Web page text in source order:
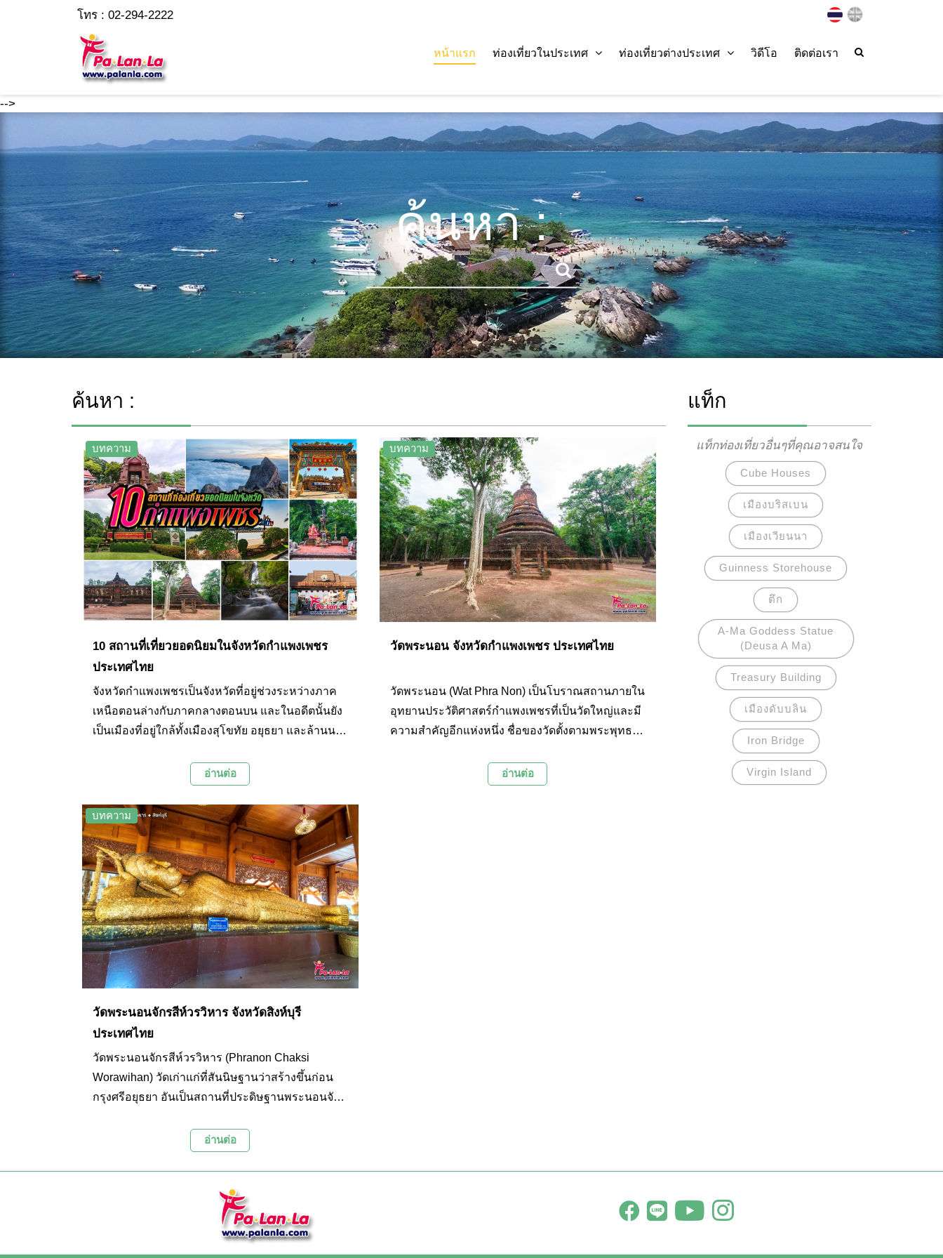
-->
โทร : 02-294-2222
หน้าแรก ท่องเที่ยวในประเทศ ท่องเที่ยวต่างประเทศ วิดีโอ ติดต่อเรา
ค้นหา :
ค้นหา :
บทความ
10 สถานที่เที่ยวยอดนิยมในจังหวัดกำแพงเพชร
ประเทศไทย
จังหวัดกำแพงเพชรเป็นจังหวัดที่อยู่ช่วงระหว่างภาค
เหนือตอนล่างกับภาคกลางตอนบน และในอดีตนั้นยัง
เป็นเมืองที่อยู่ใกล้ทั้งเมืองสุโขทัย อยุธยา และล้านนา
ขนาดใหญ่ที่บอกเล่าเรื่องในอดีตได้เป็นอย่างดี
นอกจากนี้ด้วยสภาพภูมิประเทศที่มีภูเขาและป่าไม้
ขนาดใหญ่จึงทำให้มีสถานที่ท่องเที่ยวทางธรรมชาติที่
มีความร่มรื่นและสวยงามหลายแห่งอีกด้วย วันนี้ทาง
Palanla จึงได้รวบรวม 10 สถานที่ท่องเที่ยวยอดนิยม
ในจังหวัดกำแพงเพชรมาฝากทุกท่านกันในบทความนี้
อ่านต่อ
บทความ
วัดพระนอน จังหวัดกำแพงเพชร ประเทศไทย
วัดพระนอน (Wat Phra Non) เป็นโบราณสถานภายใน
อุทยานประวัติศาสตร์กำแพงเพชรที่เป็นวัดใหญ่และมี
ความสำคัญอีกแห่งหนึ่ง ชื่อของวัดตั้งตามพระพุทธ
ปัจจุบันองค์พระพุทธรูปได้ผุพังไปตามกาลเวลา แต่
เอกลักษณ์ของวัดแห่งนี้อีกอย่างหนึ่งก็คือเสาศิลาแลง
อ่านต่อ
บทความ
วัดพระนอนจักรสีห์วรวิหาร จังหวัดสิงห์บุรี
ประเทศไทย
วัดพระนอนจักรสีห์วรวิหาร (Phranon Chaksi
Worawihan) วัดเก่าแก่ที่สันนิษฐานว่าสร้างขึ้นก่อน
กรุงศรีอยุธยา อันเป็นสถานที่ประดิษฐานพระนอนจักร
อ่านต่อ
แท็ก
แท็กท่องเที่ยวอื่นๆที่คุณอาจสนใจ
Cube Houses
เมืองบริสเบน
เมืองเวียนนา
Guinness Storehouse
ตึก
A-Ma Goddess Statue
(Deusa A Ma)
Treasury Building
เมืองดับบลิน
Iron Bridge
Virgin Island